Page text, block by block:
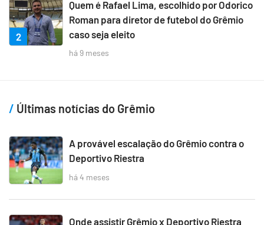
2
Quem é Rafael Lima, escolhido por Odorico
Roman para diretor de futebol do Grêmio
caso seja eleito
há 9 meses
Últimas notícias do Grêmio
A provável escalação do Grêmio contra o
Deportivo Riestra
há 4 meses
Onde assistir Grêmio x Deportivo Riestra